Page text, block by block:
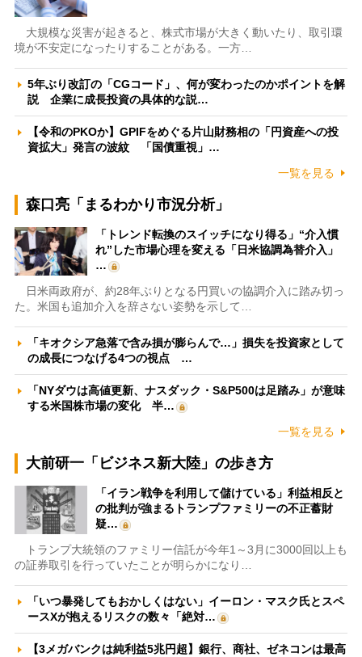
大規模な災害が起きると、株式市場が大きく動いたり、取引環
境が不安定になったりすることがある。一方…
5年ぶり改訂の「CGコード」、何が変わったのかポイントを解
説 企業に成長投資の具体的な説…
【令和のPKOか】GPIFをめぐる片山財務相の「円資産への投
資拡大」発言の波紋 「国債重視」…
一覧を見る
森口亮「まるわかり市況分析」
「トレンド転換のスイッチになり得る」“介入慣
れ”した市場心理を変える「日米協調為替介入」
…
日米両政府が、約28年ぶりとなる円買いの協調介入に踏み切っ
た。米国も追加介入を辞さない姿勢を示して…
「キオクシア急落で含み損が膨らんで…」損失を投資家として
の成長につなげる4つの視点 …
「NYダウは高値更新、ナスダック・S&P500は足踏み」が意味
する米国株市場の変化 半…
一覧を見る
大前研一「ビジネス新大陸」の歩き方
「イラン戦争を利用して儲けている」利益相反と
の批判が強まるトランプファミリーの不正蓄財
疑…
トランプ大統領のファミリー信託が今年1～3月に3000回以上も
の証券取引を行っていたことが明らかになり…
「いつ暴発してもおかしくはない」イーロン・マスク氏とスペ
ースXが抱えるリスクの数々「絶対…
【3メガバンクは純利益5兆円超】銀行、商社、ゼネコンは最高